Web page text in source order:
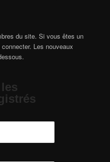
du site. Si vous êtes un
Les nouveaux